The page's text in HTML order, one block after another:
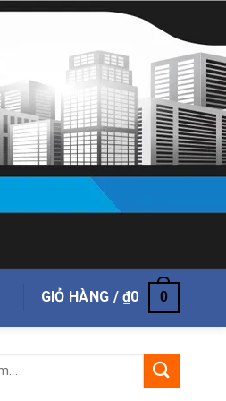
GIỎ HÀNG /₫0 0